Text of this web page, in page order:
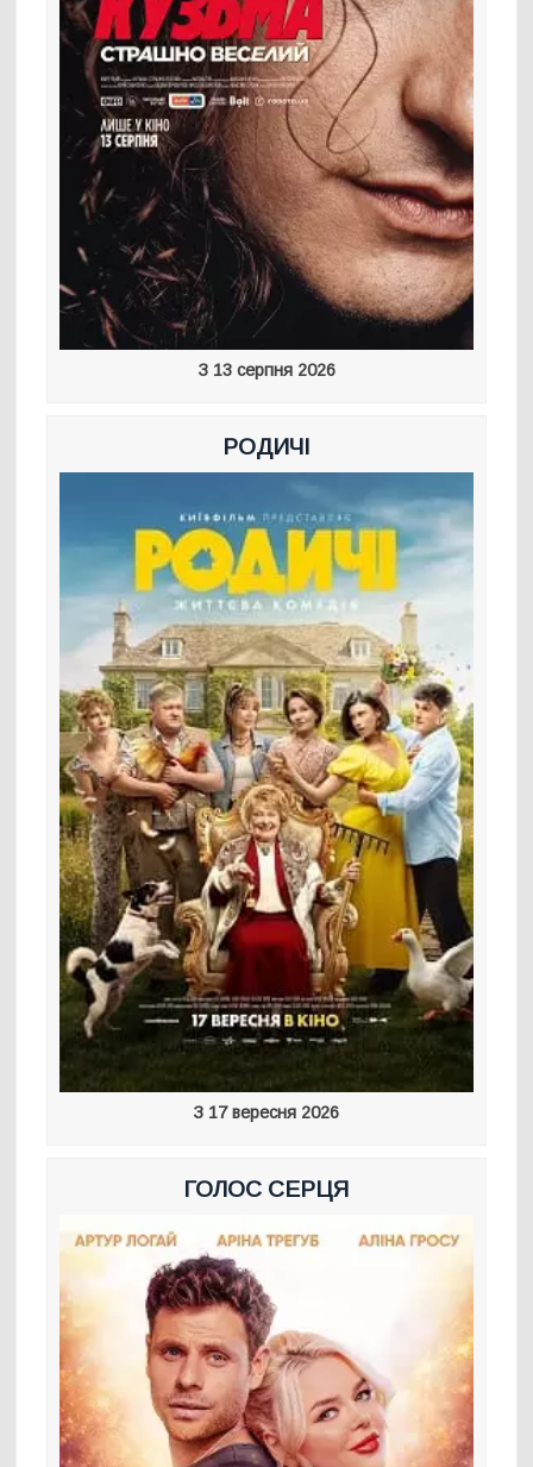
З 13 серпня 2026
РОДИЧІ
З 17 вересня 2026
ГОЛОС СЕРЦЯ